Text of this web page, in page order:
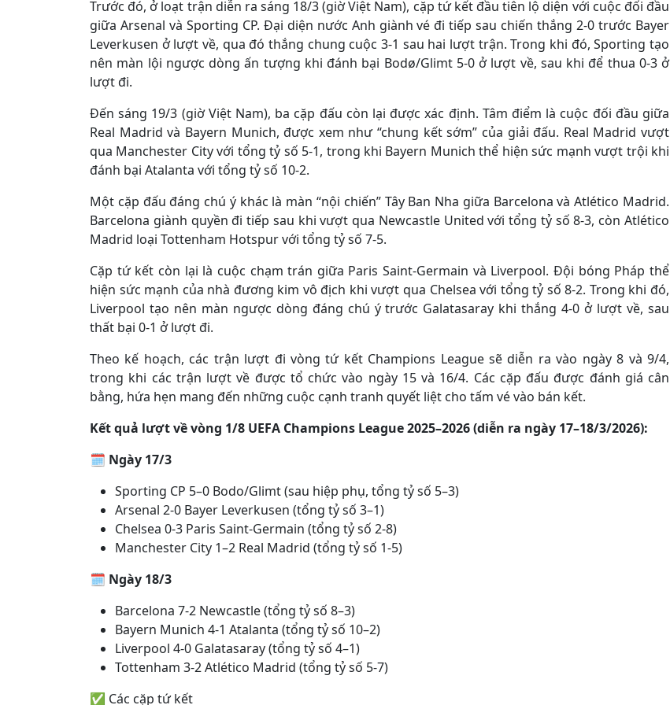
Trước đó, ở loạt trận diễn ra sáng 18/3 (giờ Việt Nam), cặp tứ kết đầu tiên lộ diện với cuộc đối đầu
giữa Arsenal và Sporting CP. Đại diện nước Anh giành vé đi tiếp sau chiến thắng 2-0 trước Bayer
Leverkusen ở lượt về, qua đó thắng chung cuộc 3-1 sau hai lượt trận. Trong khi đó, Sporting tạo
nên màn lội ngược dòng ấn tượng khi đánh bại Bodø/Glimt 5-0 ở lượt về, sau khi để thua 0-3 ở
lượt đi.
Đến sáng 19/3 (giờ Việt Nam), ba cặp đấu còn lại được xác định. Tâm điểm là cuộc đối đầu giữa
Real Madrid và Bayern Munich, được xem như “chung kết sớm” của giải đấu. Real Madrid vượt
qua Manchester City với tổng tỷ số 5-1, trong khi Bayern Munich thể hiện sức mạnh vượt trội khi
đánh bại Atalanta với tổng tỷ số 10-2.
Một cặp đấu đáng chú ý khác là màn “nội chiến” Tây Ban Nha giữa Barcelona và Atlético Madrid.
Barcelona giành quyền đi tiếp sau khi vượt qua Newcastle United với tổng tỷ số 8-3, còn Atlético
Madrid loại Tottenham Hotspur với tổng tỷ số 7-5.
Cặp tứ kết còn lại là cuộc chạm trán giữa Paris Saint-Germain và Liverpool. Đội bóng Pháp thể
hiện sức mạnh của nhà đương kim vô địch khi vượt qua Chelsea với tổng tỷ số 8-2. Trong khi đó,
Liverpool tạo nên màn ngược dòng đáng chú ý trước Galatasaray khi thắng 4-0 ở lượt về, sau
thất bại 0-1 ở lượt đi.
Theo kế hoạch, các trận lượt đi vòng tứ kết Champions League sẽ diễn ra vào ngày 8 và 9/4,
trong khi các trận lượt về được tổ chức vào ngày 15 và 16/4. Các cặp đấu được đánh giá cân
bằng, hứa hẹn mang đến những cuộc cạnh tranh quyết liệt cho tấm vé vào bán kết.
Kết quả lượt về vòng 1/8 UEFA Champions League 2025–2026 (diễn ra ngày 17–18/3/2026):
🗓️ Ngày 17/3
Sporting CP 5–0 Bodo/Glimt (sau hiệp phụ, tổng tỷ số 5–3)
Arsenal 2-0 Bayer Leverkusen (tổng tỷ số 3–1)
Chelsea 0-3 Paris Saint-Germain (tổng tỷ số 2-8)
Manchester City 1–2 Real Madrid (tổng tỷ số 1-5)
🗓️ Ngày 18/3
Barcelona 7-2 Newcastle (tổng tỷ số 8–3)
Bayern Munich 4-1 Atalanta (tổng tỷ số 10–2)
Liverpool 4-0 Galatasaray (tổng tỷ số 4–1)
Tottenham 3-2 Atlético Madrid (tổng tỷ số 5-7)
✅ Các cặp tứ kết